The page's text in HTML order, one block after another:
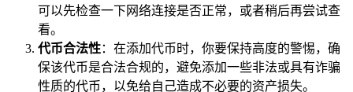
可以先检查一下网络连接是否正常，或者稍后再尝试查
看。
代币合法性：在添加代币时，你要保持高度的警惕，确
保该代币是合法合规的，避免添加一些非法或具有诈骗
性质的代币，以免给自己造成不必要的资产损失。